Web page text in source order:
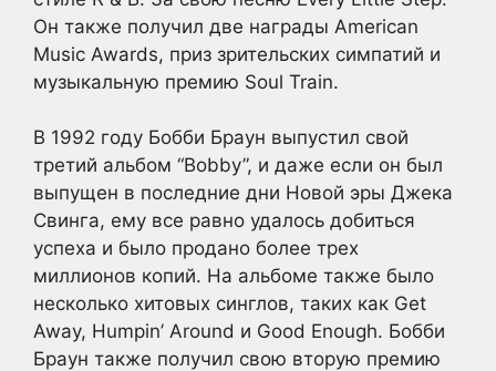
Он также получил две награды American
Music Awards, приз зрительских симпатий и
музыкальную премию Soul Train.
В 1992 году Бобби Браун выпустил свой
третий альбом “Bobby”, и даже если он был
выпущен в последние дни Новой эры Джека
Свинга, ему все равно удалось добиться
успеха и было продано более трех
миллионов копий. На альбоме также было
несколько хитовых синглов, таких как Get
Away, Humpin’ Around и Good Enough. Бобби
Браун также получил свою вторую премию